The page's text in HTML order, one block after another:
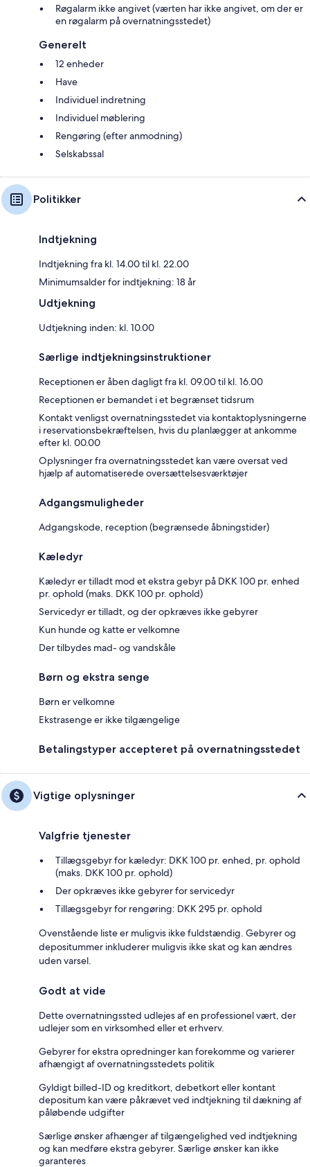
Røgalarm ikke angivet (værten har ikke angivet, om der er
en røgalarm på overnatningsstedet)
Generelt
12 enheder
Have
Individuel indretning
Individuel møblering
Rengøring (efter anmodning)
Selskabssal
Politikker
Indtjekning
Indtjekning fra kl. 14.00 til kl. 22.00
Minimumsalder for indtjekning: 18 år
Udtjekning
Udtjekning inden: kl. 10.00
Særlige indtjekningsinstruktioner
Receptionen er åben dagligt fra kl. 09.00 til kl. 16.00
Receptionen er bemandet i et begrænset tidsrum
Kontakt venligst overnatningsstedet via kontaktoplysningerne
i reservationsbekræftelsen, hvis du planlægger at ankomme
efter kl. 00.00
Oplysninger fra overnatningsstedet kan være oversat ved
hjælp af automatiserede oversættelsesværktøjer
Adgangsmuligheder
Adgangskode, reception (begrænsede åbningstider)
Kæledyr
Kæledyr er tilladt mod et ekstra gebyr på DKK 100 pr. enhed
pr. ophold (maks. DKK 100 pr. ophold)
Servicedyr er tilladt, og der opkræves ikke gebyrer
Kun hunde og katte er velkomne
Der tilbydes mad- og vandskåle
Børn og ekstra senge
Børn er velkomne
Ekstrasenge er ikke tilgængelige
Betalingstyper accepteret på overnatningsstedet
Vigtige oplysninger
Valgfrie tjenester
Tillægsgebyr for kæledyr: DKK 100 pr. enhed, pr. ophold
(maks. DKK 100 pr. ophold)
Der opkræves ikke gebyrer for servicedyr
Tillægsgebyr for rengøring: DKK 295 pr. ophold
Ovenstående liste er muligvis ikke fuldstændig. Gebyrer og
depositummer inkluderer muligvis ikke skat og kan ændres
uden varsel.
Godt at vide
Dette overnatningssted udlejes af en professionel vært, der
udlejer som en virksomhed eller et erhverv.
Gebyrer for ekstra opredninger kan forekomme og varierer
afhængigt af overnatningsstedets politik
Gyldigt billed-ID og kreditkort, debetkort eller kontant
depositum kan være påkrævet ved indtjekning til dækning af
påløbende udgifter
Særlige ønsker afhænger af tilgængelighed ved indtjekning
og kan medføre ekstra gebyrer. Særlige ønsker kan ikke
garanteres